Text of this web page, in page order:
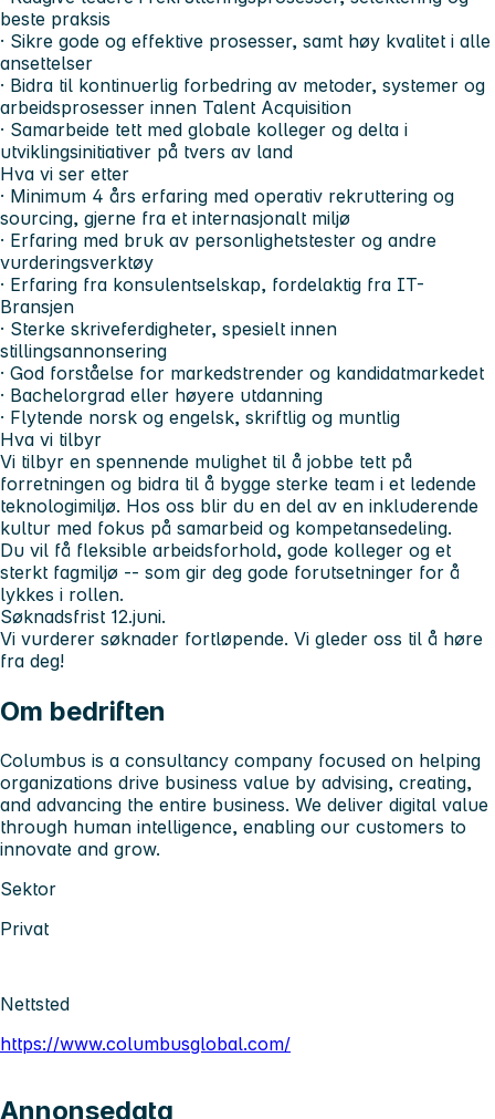
beste praksis
· Sikre gode og effektive prosesser, samt høy kvalitet i alle
ansettelser
· Bidra til kontinuerlig forbedring av metoder, systemer og
arbeidsprosesser innen Talent Acquisition
· Samarbeide tett med globale kolleger og delta i
utviklingsinitiativer på tvers av land
Hva vi ser etter
· Minimum 4 års erfaring med operativ rekruttering og
sourcing, gjerne fra et internasjonalt miljø
· Erfaring med bruk av personlighetstester og andre
vurderingsverktøy
· Erfaring fra konsulentselskap, fordelaktig fra IT-
Bransjen
· Sterke skriveferdigheter, spesielt innen
stillingsannonsering
· God forståelse for markedstrender og kandidatmarkedet
· Bachelorgrad eller høyere utdanning
· Flytende norsk og engelsk, skriftlig og muntlig
Hva vi tilbyr
Vi tilbyr en spennende mulighet til å jobbe tett på
forretningen og bidra til å bygge sterke team i et ledende
teknologimiljø. Hos oss blir du en del av en inkluderende
kultur med fokus på samarbeid og kompetansedeling.
Du vil få fleksible arbeidsforhold, gode kolleger og et
sterkt fagmiljø -- som gir deg gode forutsetninger for å
lykkes i rollen.
Søknadsfrist 12.juni.
Vi vurderer søknader fortløpende. Vi gleder oss til å høre
fra deg!
Om bedriften
Columbus is a consultancy company focused on helping
organizations drive business value by advising, creating,
and advancing the entire business. We deliver digital value
through human intelligence, enabling our customers to
innovate and grow.
Sektor
Privat
Nettsted
https://www.columbusglobal.com/
Annonsedata